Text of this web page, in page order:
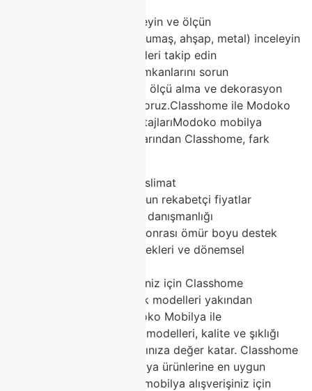
Ürünleri yerinde deneyin ve ölçün
Malzeme kalitesini (kumaş, ahşap, metal) inceleyin
Kampanya ve indirimleri takip edin
Satış sonrası servis imkanlarını sorun
Classhome olarak ücretsiz ölçü alma ve dekorasyon
danışmanlığı hizmeti veriyoruz.Classhome ile Modoko
Mobilya Alışverişinin AvantajlarıModoko mobilya
pazarının güvenilir markalarından Classhome, fark
Geniş stok ve hızlı teslimat
2026 trendlerine uygun rekabetçi fiyatlar
Ücretsiz dekorasyon danışmanlığı
2 yıl garanti + satış sonrası ömür boyu destek
Taksitli ödeme seçenekleri ve dönemsel
Modoko mobilya alışverişiniz için Classhome
mağazasına uğrayın, en şık modelleri yakından
görün!Sonuç: Evinizi Modoko Mobilya ile
YenileyinModoko mobilya modelleri, kalite ve şıklığı
birleştirerek yaşam alanlarınıza değer katar. Classhome
ile en trend Modoko mobilya ürünlerine en uygun
şartlarda sahip olun. Yeni mobilya alışverişiniz için